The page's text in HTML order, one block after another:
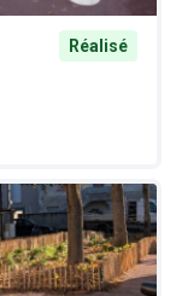
Réalisé